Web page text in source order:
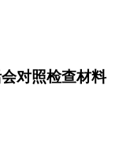
对照检查材料